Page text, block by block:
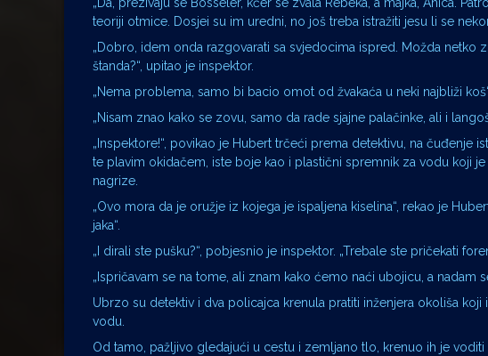
„Da, prezivaju se Bosseler, kćer se zvala Rebeka, a majka, Anica.
teoriji otmice. Dosjei su im uredni, no još treba istražiti jesu li se
„Dobro, idem onda razgovarati sa svjedocima ispred. Možda
štanda?“, upitao je inspektor.
„Nema problema, samo bi bacio omot od žvakaća u neki najbliži
„Nisam znao kako se zovu, samo da rade sjajne palačinke, ali i
„Inspektore!“, povikao je Hubert trčeći prema detektivu, na čuđenje
te plavim okidačem, iste boje kao i plastični spremnik za vodu koji
nagrize.
„Ovo mora da je oružje iz kojega je ispaljena kiselina“, rekao je
jaka“.
„I dirali ste pušku?“, pobjesnio je inspektor. „Trebale ste pričekati
„Ispričavam se na tome, ali znam kako ćemo naći ubojicu, a
Ubrzo su detektiv i dva policajca krenula pratiti inženjera okoliša
vodu.
Od tamo, pažljivo gledajući u cestu i zemljano tlo, krenuo ih je